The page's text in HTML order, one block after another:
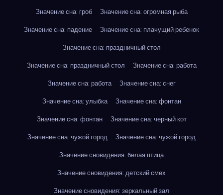
Значение сна: гроб
Значение сна: огромная рыба
Значение сна: падение
Значение сна: плачущий ребенок
Значение сна: праздничный стол
Значение сна: праздничный стол
Значение сна: работа
Значение сна: работа
Значение сна: снег
Значение сна: улыбка
Значение сна: фонтан
Значение сна: фонтан
Значение сна: черный кот
Значение сна: чужой город
Значение сна: чужой город
Значение сновидения: белая птица
Значение сновидения: детский смех
Значение сновидения: зеркальный зал